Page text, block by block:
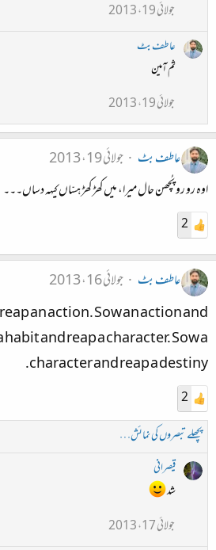
جولائی 19، 2013
عاطف بٹ
ثم آمین
جولائی 19، 2013
عاطف بٹ
جولائی 19، 2013
اوہ رو رو پُچھن حال میرا، میں کھڑ کھڑ ہسّاں کیہہ دساں۔۔۔
2
عاطف بٹ
جولائی 16، 2013
an action. Sow an action and
habit and reap a character. Sow a
character and reap a destiny.
2
پچھلے تبصروں کی نمائش…
قیصرانی
شد
جولائی 17، 2013